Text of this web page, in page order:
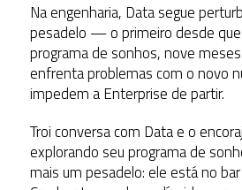
Na engenharia, Data segue
pesadelo — o primeiro desde
programa de sonhos, nove
enfrenta problemas com o novo
impedem a Enterprise de partir.
Troi conversa com Data e o
explorando seu programa de
mais um pesadelo: ele está no